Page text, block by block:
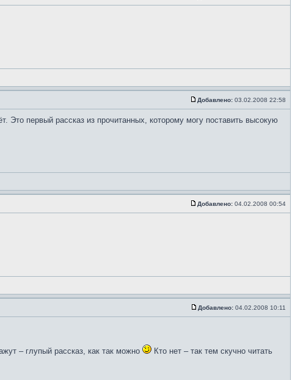
Добавлено: 03.02.2008 22:58
Это первый рассказ из прочитанных, которому могу поставить высокую
Добавлено: 04.02.2008 00:54
Добавлено: 04.02.2008 10:11
– глупый рассказ, как так можно
Кто нет – так тем скучно читать